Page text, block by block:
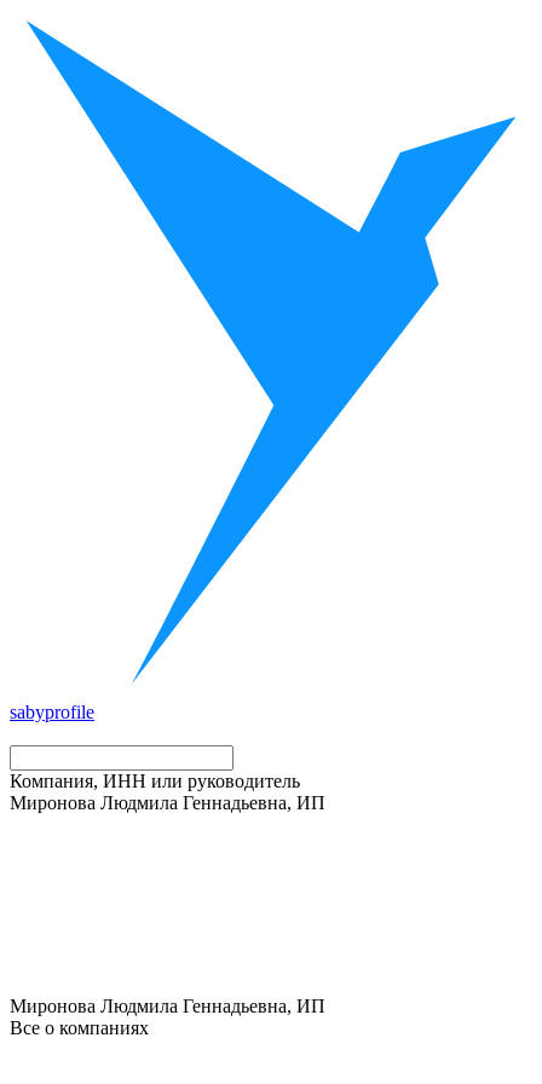
sabyprofile
Компания, ИНН или руководитель
Миронова Людмила Геннадьевна, ИП
Миронова Людмила Геннадьевна, ИП
Все о компаниях